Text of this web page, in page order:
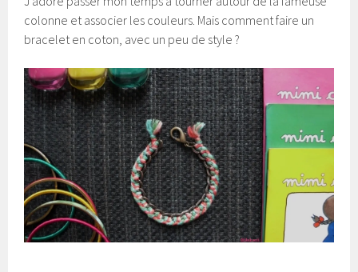
colonne et associer les couleurs. Mais comment faire un
bracelet en coton, avec un peu de style ?